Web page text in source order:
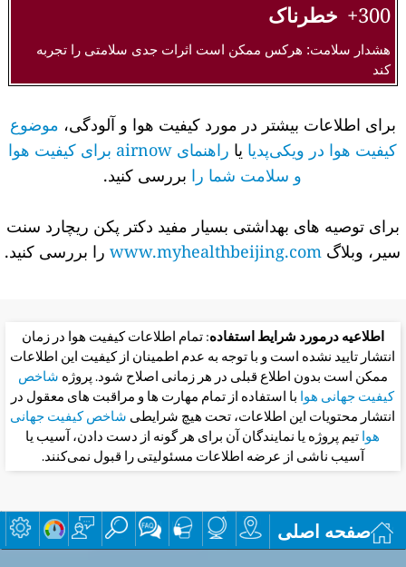
300+ خطرناک
هشدار سلامت: هرکس ممکن است اثرات جدی سلامتی را تجربه
کند
برای اطلاعات بیشتر در مورد کیفیت هوا و آلودگی، موضوع
کیفیت هوا در ویکی‌پدیایا
راهنمای airnow برای کیفیت هوا
و سلامت شما را بررسی کنید.
برای توصیه های بهداشتی بسیار مفید دکتر پکن ریچارد سنت
سیر، وبلاگ www.myhealthbeijing.comرا بررسی کنید.
اطلاعیه درمورد شرایط استفاده: تمام اطلاعات کیفیت هوا در زمان
انتشار تایید نشده است و با توجه به عدم اطمینان از کیفیت این اطلاعات
ممکن است بدون اطلاع قبلی در هر زمانی اصلاح شود. پروژهشاخص
کیفیت جهانی هوابا استفاده از تمام مهارت ها و مراقبت های معقول در
انتشار محتویات این اطلاعات، تحت هیچ شرایطیشاخص کیفیت جهانی
هواتیم پروژه یا نمایندگان آن برای هر گونه از دست دادن، آسیب یا
آسیب ناشی از عرضه اطلاعات مسئولیتی را قبول نمی‌کنند.
صفحه اصلی